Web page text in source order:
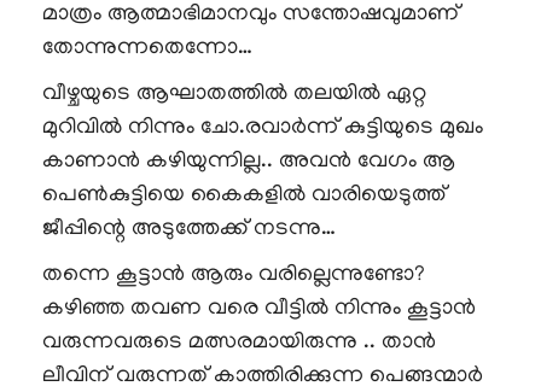
മാത്രം ആത്മാഭിമാനവും സന്തോഷവുമാണ്
തോന്നുന്നതെന്നോ…
വീഴ്ചയുടെ ആഘാതത്തിൽ തലയിൽ ഏറ്റ
മുറിവിൽ നിന്നും ചോ.രവാർന്ന് കുട്ടിയുടെ മുഖം
കാണാൻ കഴിയുന്നില്ല.. അവൻ വേഗം ആ
പെൺകുട്ടിയെ കൈകളിൽ വാരിയെടുത്ത്
ജീപ്പിന്റെ അടുത്തേക്ക് നടന്നു…
തന്നെ കൂട്ടാൻ ആരും വരില്ലെന്നുണ്ടോ?
കഴിഞ്ഞ തവണ വരെ വീട്ടിൽ നിന്നും കൂട്ടാൻ
വരുന്നവരുടെ മത്സരമായിരുന്നു .. താൻ
ലീവിന് വരുന്നത് കാത്തിരിക്കുന്ന പെങ്ങന്മാർ